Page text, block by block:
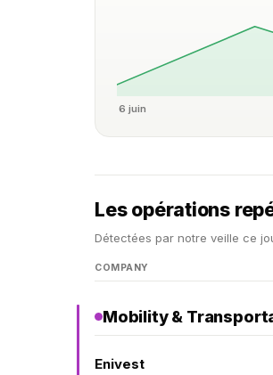
6 juin
Les opérations
Détectées par notre veille ce
COMPANY
Mobility &
Enivest